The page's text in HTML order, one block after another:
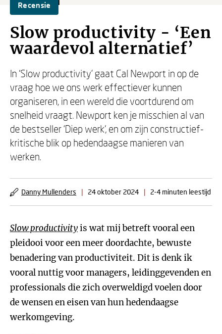
Recensie
Slow productivity - ‘Een
waardevol alternatief’
In ‘Slow productivity’ gaat Cal Newport in op de
vraag hoe we ons werk effectiever kunnen
organiseren, in een wereld die voortdurend om
snelheid vraagt. Newport ken je misschien al van
de bestseller ‘Diep werk’, en om zijn constructief-
kritische blik op hedendaagse manieren van
werken.
Danny Mullenders | 24 oktober 2024 | 2-4 minuten leestijd
Slow productivityis wat mij betreft vooral een
pleidooi voor een meer doordachte, bewuste
benadering van productiviteit. Dit is denk ik
vooral nuttig voor managers, leidinggevenden en
professionals die zich overweldigd voelen door
de wensen en eisen van hun hedendaagse
werkomgeving.